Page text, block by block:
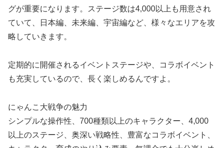
グが重要になります。ステージ数は4,000以上も用意され
ていて、日本編、未来編、宇宙編など、様々なエリアを攻
略していきます。
定期的に開催されるイベントステージや、コラボイベント
も充実しているので、長く楽しめるんですよ。
にゃんこ大戦争の魅力
シンプルな操作性、700種類以上のキャラクター、4,000
以上のステージ、奥深い戦略性、豊富なコラボイベント、